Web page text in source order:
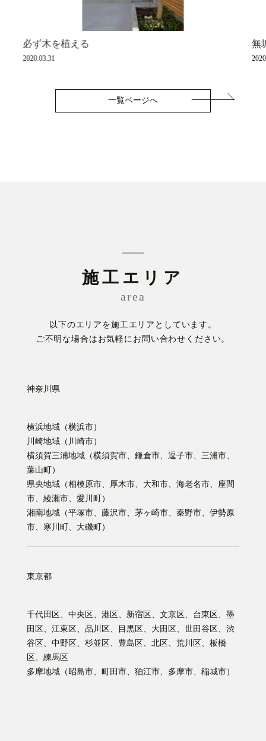
必ず木を植える
2020.03.31
無
一覧ページへ
施工エリア
area
以下のエリアを施工エリアとしています。
ご不明な場合はお気軽にお問い合わせください。
神奈川県
横浜地域（横浜市）
川崎地域（川崎市）
横須賀三浦地域（横須賀市、鎌倉市、逗子市、三浦市、
葉山町）
県央地域（相模原市、厚木市、大和市、海老名市、座間
市、綾瀬市、愛川町）
湘南地域（平塚市、藤沢市、茅ヶ崎市、秦野市、伊勢原
市、寒川町、大磯町）
東京都
千代田区、中央区、港区、新宿区、文京区、台東区、墨
田区、江東区、品川区、目黒区、大田区、世田谷区、渋
谷区、中野区、杉並区、豊島区、北区、荒川区、板橋
区、練馬区
多摩地域（昭島市、町田市、狛江市、多摩市、稲城市）